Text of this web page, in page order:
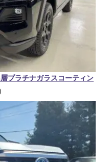
プラチナガラスコーティン